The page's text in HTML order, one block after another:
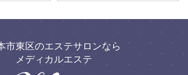
市東区のエステサロンなら
メディカルエステ